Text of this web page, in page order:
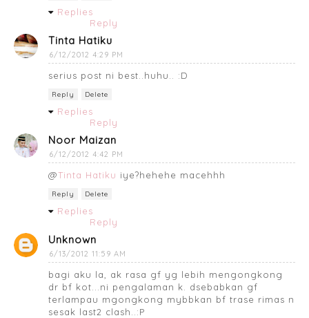
Replies
Reply
Tinta Hatiku
6/12/2012 4:29 PM
serius post ni best..huhu.. :D
Reply Delete
Replies
Reply
Noor Maizan
6/12/2012 4:42 PM
@Tinta Hatiku iye?hehehe macehhh
Reply Delete
Replies
Reply
Unknown
6/13/2012 11:59 AM
bagi aku la, ak rasa gf yg lebih mengongkong
dr bf kot...ni pengalaman k. dsebabkan gf
terlampau mgongkong mybbkan bf trase rimas n
sesak last2 clash..:P